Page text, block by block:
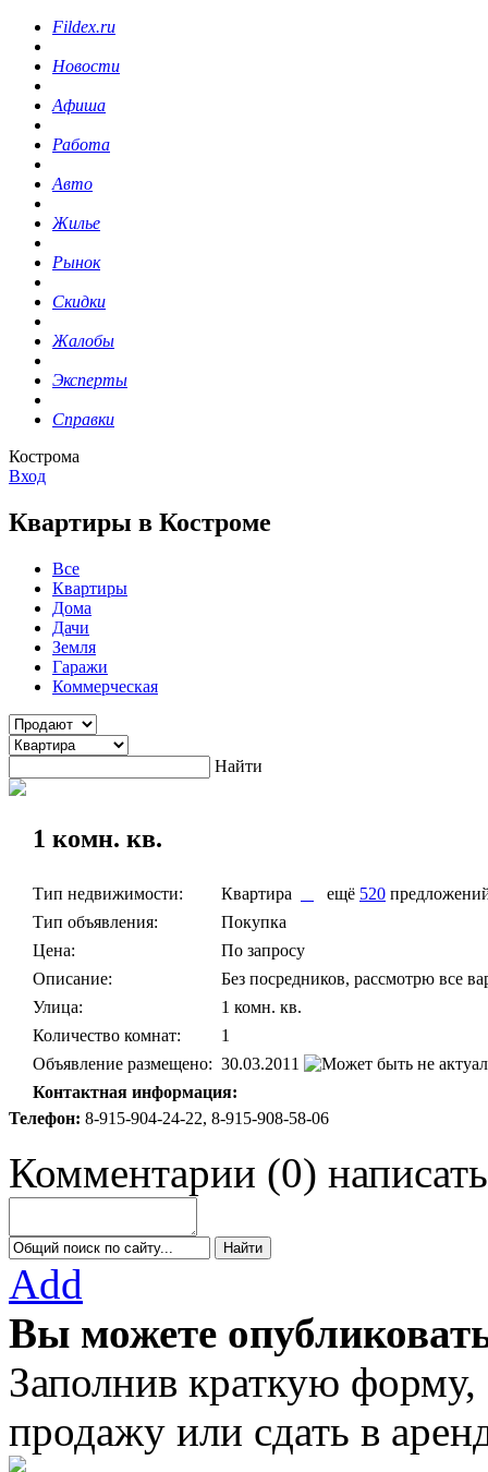
Fildex.ru
Новости
Афиша
Работа
Авто
Жилье
Рынок
Скидки
Жалобы
Эксперты
Справки
Кострома
Вход
Квартиры в Костроме
Все
Квартиры
Дома
Дачи
Земля
Гаражи
Коммерческая
Найти
1 комн. кв.
Тип недвижимости: Квартира ещё 520
Тип объявления:
Покупка
Цена:
По запросу
Описание:
Без посредников, рассмотрю все
Улица:
1 комн. кв.
Количество комнат:
1
Объявление размещено: 30.03.2011
Контактная информация:
Телефон: 8-915-904-24-22, 8-915-908-58-06
Комментарии (0) написать
Add
Вы можете
Заполнив краткую
продажу или сдать в